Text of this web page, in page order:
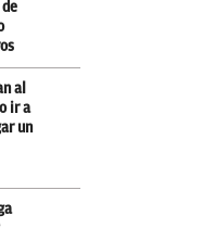
al
ir a
un